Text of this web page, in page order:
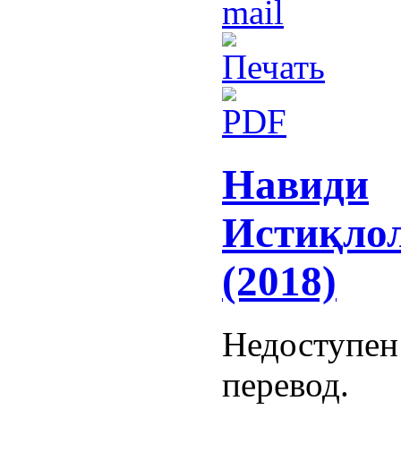
Навиди
(2018)
перевод.